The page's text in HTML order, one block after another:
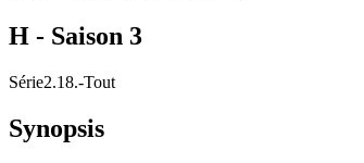
H - Saison 3
Série2.18.-Tout
Synopsis